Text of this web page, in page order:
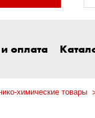
оплата
химические товары